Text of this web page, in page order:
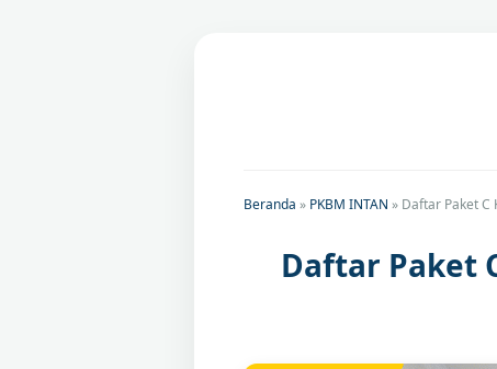
Beranda » PKBM INTAN » Daftar Paket C
Daftar Paket